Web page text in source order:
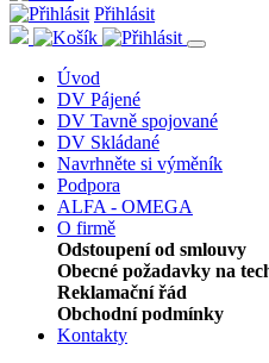
Přihlásit
Úvod
DV Pájené
DV Tavně spojované
DV Skládané
Navrhněte si výměník
Podpora
ALFA - OMEGA
O firmě
Odstoupení od smlouvy
Obecné požadavky na
Reklamační řád
Obchodní podmínky
Kontakty